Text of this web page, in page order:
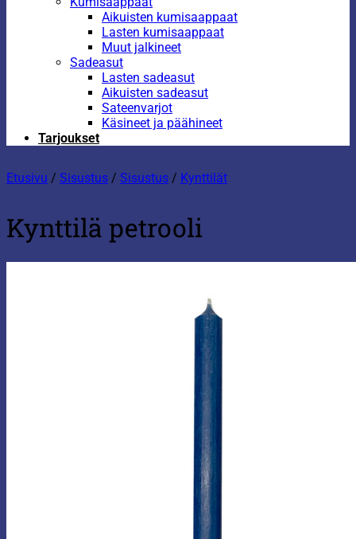
Aikuisten kumisaappaat
Lasten kumisaappaat
Muut jalkineet
Sadeasut
Lasten sadeasut
Aikuisten sadeasut
Sateenvarjot
Käsineet ja päähineet
Tarjoukset
Etusivu / Sisustus / Sisustus / Kynttilät
Kynttilä petrooli